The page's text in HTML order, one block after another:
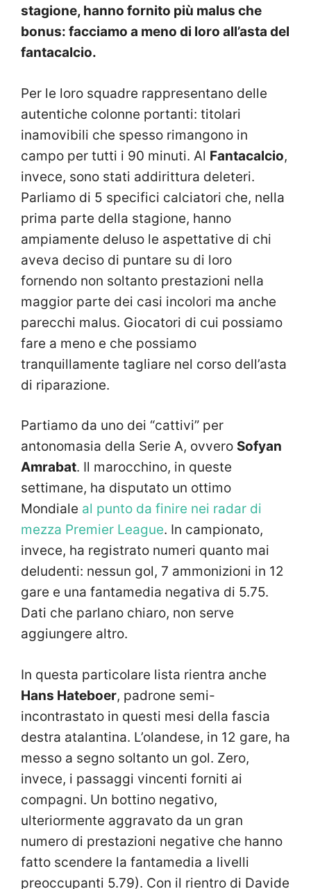
stagione, hanno fornito più malus che
bonus: facciamo a meno di loro all’asta del
fantacalcio.
Per le loro squadre rappresentano delle
autentiche colonne portanti: titolari
inamovibili che spesso rimangono in
campo per tutti i 90 minuti. Al Fantacalcio,
invece, sono stati addirittura deleteri.
Parliamo di 5 specifici calciatori che, nella
prima parte della stagione, hanno
ampiamente deluso le aspettative di chi
aveva deciso di puntare su di loro
fornendo non soltanto prestazioni nella
maggior parte dei casi incolori ma anche
parecchi malus. Giocatori di cui possiamo
fare a meno e che possiamo
tranquillamente tagliare nel corso dell’asta
di riparazione.
Partiamo da uno dei “cattivi” per
antonomasia della Serie A, ovvero Sofyan
Amrabat. Il marocchino, in queste
settimane, ha disputato un ottimo
Mondiale al punto da finire nei radar di
mezza Premier League. In campionato,
invece, ha registrato numeri quanto mai
deludenti: nessun gol, 7 ammonizioni in 12
gare e una fantamedia negativa di 5.75.
Dati che parlano chiaro, non serve
aggiungere altro.
In questa particolare lista rientra anche
Hans Hateboer, padrone semi-
incontrastato in questi mesi della fascia
destra atalantina. L’olandese, in 12 gare, ha
messo a segno soltanto un gol. Zero,
invece, i passaggi vincenti forniti ai
compagni. Un bottino negativo,
ulteriormente aggravato da un gran
numero di prestazioni negative che hanno
fatto scendere la fantamedia a livelli
preoccupanti 5.79). Con il rientro di Davide